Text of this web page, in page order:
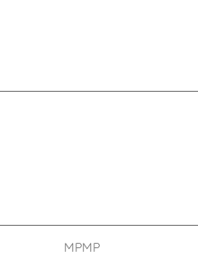
MPMP